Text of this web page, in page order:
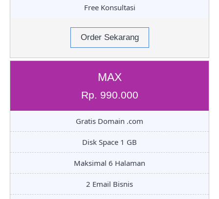
Free Konsultasi
Order Sekarang
MAX
Rp. 990.000
Gratis Domain .com
Disk Space 1 GB
Maksimal 6 Halaman
2 Email Bisnis